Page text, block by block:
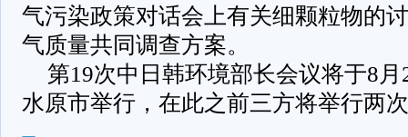
气污染政策对话会上有关细颗粒物的
气质量共同调查方案。
第19次中日韩环境部长会议将于8
水原市举行，在此之前三方将举行两